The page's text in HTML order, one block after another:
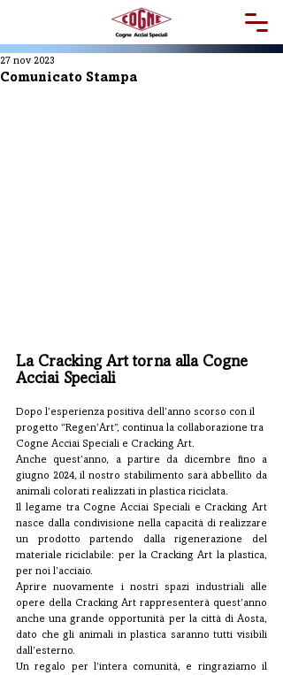
Comunicato Stampa
27 nov 2023
La Cracking Art torna alla Cogne
Acciai Speciali
Dopo l’esperienza positiva dell’anno scorso con il
progetto “Regen’Art”, continua la collaborazione tra
Cogne Acciai Speciali e Cracking Art.
Anche quest’anno, a partire da dicembre fino a
giugno 2024, il nostro stabilimento sarà abbellito da
animali colorati realizzati in plastica riciclata.
Il legame tra Cogne Acciai Speciali e Cracking Art
nasce dalla condivisione nella capacità di realizzare
un prodotto partendo dalla rigenerazione del
materiale riciclabile: per la Cracking Art la plastica,
per noi l’acciaio.
Aprire nuovamente i nostri spazi industriali alle
opere della Cracking Art rappresenterà quest’anno
anche una grande opportunità per la città di Aosta,
dato che gli animali in plastica saranno tutti visibili
dall’esterno.
Un regalo per l’intera comunità, e ringraziamo il